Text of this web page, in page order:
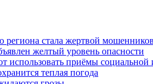
региона стала жертвой
желтый уровень опасности
приёмы
теплая погода